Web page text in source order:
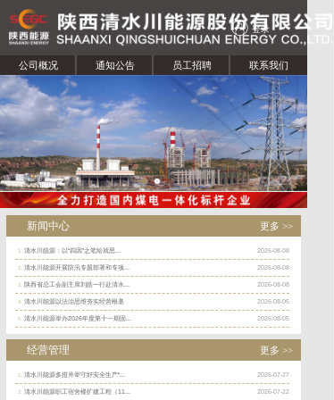
登录
公司概况 通知公告 员工招聘 联系我们
新闻中心 更多 >>
2026-08-08
1. 清水川能源：以“四因”之笔绘就思...
2026-08-08
2. 清水川能源开展防汛专题部署和专项...
2026-08-08
3. 陕西省总工会副主席刘皓一行赴清水...
2026-08-05
4. 清水川能源以法治思维夯实经营根基
2026-08-05
5. 清水川能源举办2026年度第十一期固...
经营管理 更多 >>
2026-07-27
1. 清水川能源多措并举守好安全生产“...
2026-07-22
2. 清水川能源职工宿舍楼扩建工程（11...